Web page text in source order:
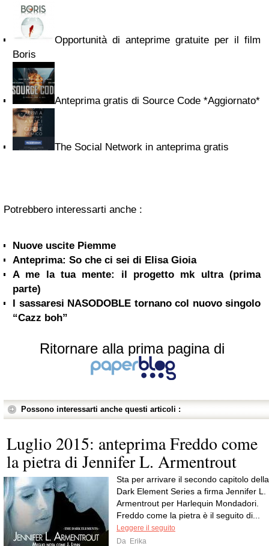
Opportunità di anteprime gratuite per il film
Boris
Anteprima gratis di Source Code *Aggiornato*
The Social Network in anteprima gratis
Potrebbero interessarti anche :
Nuove uscite Piemme
Anteprima: So che ci sei di Elisa Gioia
A me la tua mente: il progetto mk ultra (prima
parte)
I sassaresi NASODOBLE tornano col nuovo singolo
“Cazz boh”
Ritornare alla prima pagina di
Possono interessarti anche questi articoli :
Luglio 2015: anteprima Freddo come
la pietra di Jennifer L. Armentrout
Sta per arrivare il secondo capitolo della
Dark Element Series a firma Jennifer L.
Armentrout per Harlequin Mondadori.
Freddo come la pietra è il seguito di...
Leggere il seguito
Da Erika